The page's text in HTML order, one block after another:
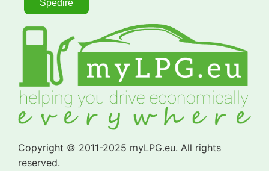
Copyright © 2011-2025 myLPG.eu. All rights
reserved.